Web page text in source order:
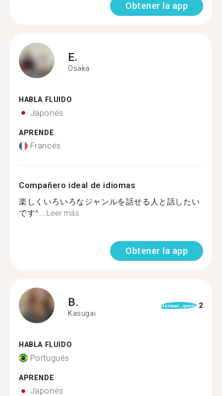
Obtener la app
E.
Osaka
HABLA FLUIDO
Japonés
APRENDE
Francés
Compañero ideal de idiomas
楽しくいろいろなジャンルを話せる人と話したい
です^...Leer más
Obtener la app
B.
Kasugai
format_quote 2
HABLA FLUIDO
Portugués
APRENDE
Japonés